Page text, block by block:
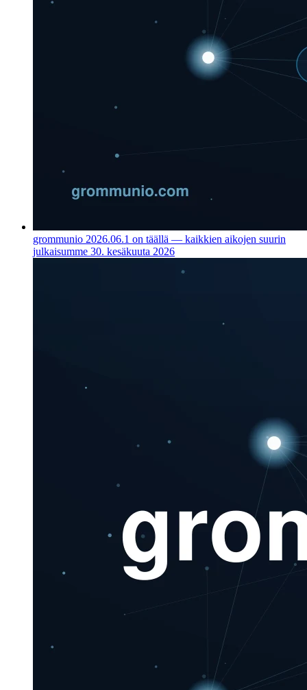
grommunio 2026.06.1 on täällä — kaikkien aikojen suurin
julkaisumme 30. kesäkuuta 2026